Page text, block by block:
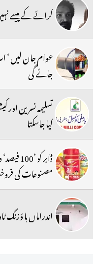
کرائے کے پیسے
عوام جان لیں ‘
جائے گی
تسلیمہ نسرین اور
کیا جاسکتا
ڈابر
مصنوعات کی
اندراماں ہا